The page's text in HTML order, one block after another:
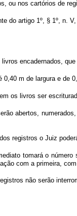
ou nos cartórios de
do artigo 1º, § 1º, n.
encadernados,
0,40 m de largura e de
os livros ser
abertos,
registros o Juiz
tomará o
com a primeira,
não serão